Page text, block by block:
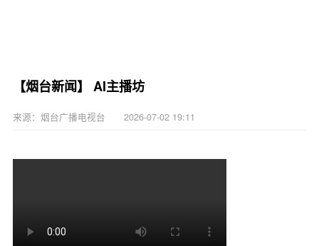
【烟台新闻】 AI主播坊
来源：烟台广播电视台 2026-07-02 19:11